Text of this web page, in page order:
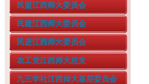
民盟江西师大委员会
民建江西师大委员会
民进江西师大委员会
农工党江西师大总支
九三学社江西师大基层委员会